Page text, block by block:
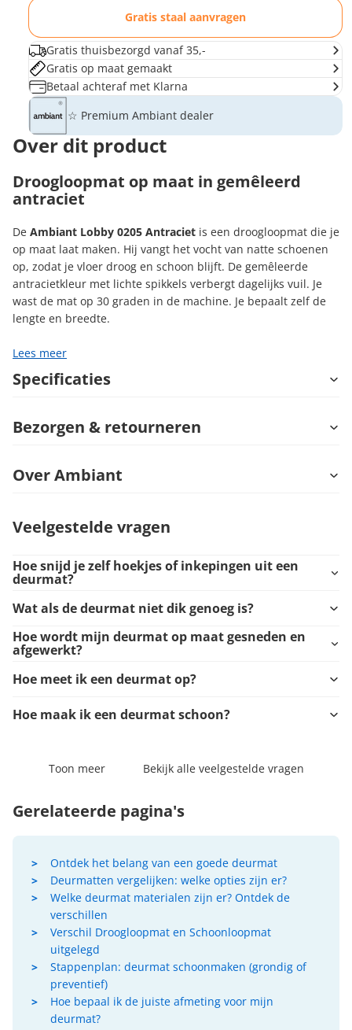
Gratis staal aanvragen
Gratis thuisbezorgd vanaf 35,-
Gratis op maat gemaakt
Betaal achteraf met Klarna
☆ Premium Ambiant dealer
Over dit product
Lees meer
Droogloopmat op maat in gemêleerd
antraciet
De Ambiant Lobby 0205 Antraciet is een droogloopmat die je
op maat laat maken. Hij vangt het vocht van natte schoenen
op, zodat je vloer droog en schoon blijft. De gemêleerde
antracietkleur met lichte spikkels verbergt dagelijks vuil. Je
wast de mat op 30 graden in de machine. Je bepaalt zelf de
lengte en breedte.
Specificaties
Bezorgen & retourneren
Over Ambiant
Veelgestelde vragen
Hoe snijd je zelf hoekjes of inkepingen uit een
deurmat?
Wat als de deurmat niet dik genoeg is?
Hoe wordt mijn deurmat op maat gesneden en
afgewerkt?
Hoe meet ik een deurmat op?
Hoe maak ik een deurmat schoon?
Toon meer Bekijk alle veelgestelde vragen
Gerelateerde pagina's
Ontdek het belang van een goede deurmat
Deurmatten vergelijken: welke opties zijn er?
Welke deurmat materialen zijn er? Ontdek de
verschillen
Verschil Droogloopmat en Schoonloopmat
uitgelegd
Stappenplan: deurmat schoonmaken (grondig of
preventief)
Hoe bepaal ik de juiste afmeting voor mijn
deurmat?